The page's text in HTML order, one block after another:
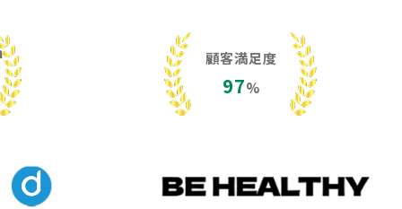
顧客満足度
97%